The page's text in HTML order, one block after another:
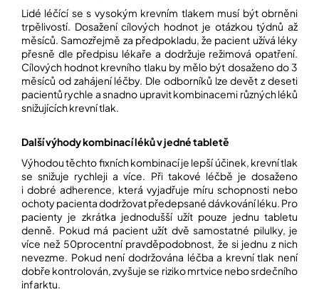
Lidé léčící se s vysokým krevním tlakem musí být obrněni
trpělivostí. Dosažení cílových hodnot je otázkou týdnů až
měsíců. Samozřejmě za předpokladu, že pacient užívá léky
přesně dle předpisu lékaře a dodržuje režimová opatření.
Cílových hodnot krevního tlaku by mělo být dosaženo do 3
měsíců od zahájení léčby. Dle odborníků lze devět z deseti
pacientů rychle a snadno upravit kombinacemi různých léků
snižujících krevní tlak.
Další výhody kombinací léků v jedné tabletě
Výhodou těchto fixních kombinací je lepší účinek, krevní tlak
se snižuje rychleji a více. Při takové léčbě je dosaženo
i dobré adherence, která vyjadřuje míru schopnosti nebo
ochoty pacienta dodržovat předepsané dávkování léku. Pro
pacienty je zkrátka jednodušší užít pouze jednu tabletu
denně. Pokud má pacient užít dvě samostatné pilulky, je
více než 50procentní pravděpodobnost, že si jednu z nich
nevezme. Pokud není dodržována léčba a krevní tlak není
dobře kontrolován, zvyšuje se riziko mrtvice nebo srdečního
infarktu.